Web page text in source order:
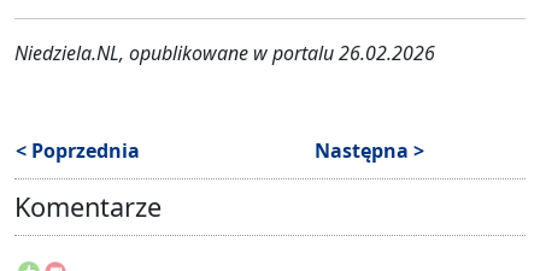
Niedziela.NL, opublikowane w portalu 26.02.2026
< Poprzednia Następna >
Komentarze